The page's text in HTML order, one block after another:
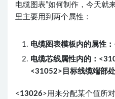
电缆图表”如何制作，今天就
里主要用到两个属性：
电缆图表模板内的属性
电缆芯线属性内的：
<31052>目标线缆端部
< 13026>用来分配某个值所